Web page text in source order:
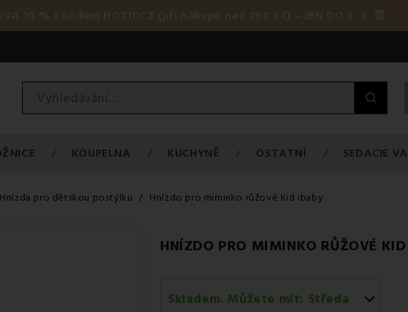
10 % s kódem HOT10CZ (při nákupu nad 760 Kč) – JEN DO 9. 8. ⏰
KOUPELNA KUCHYNĚ OSTATNÍ SEDACIE
Hnízda pro dětskou postýlku Hnízdo pro miminko růžové Kid ibaby
HNÍZDO PRO MIMINKO RŮŽOVÉ
Skladem. Můžete mít: Středa